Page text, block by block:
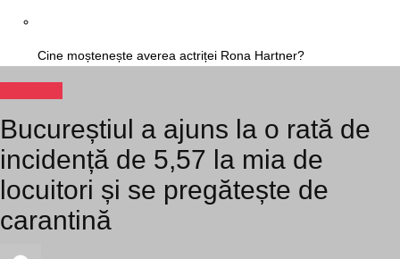
Cine moștenește averea actriței Rona Hartner?
Bucureștiul a ajuns la o rată de
incidență de 5,57 la mia de
locuitori și se pregătește de
carantină